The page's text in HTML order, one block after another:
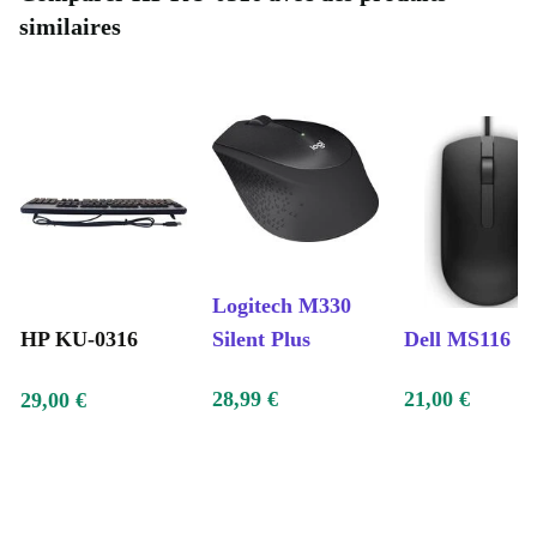
similaires
HP KU-0316
Logitech M330
Silent Plus
Dell MS116
29,00 € 28,99 € 21,00 €